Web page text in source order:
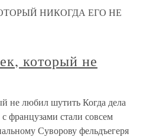
НИКОГДА ЕГО НЕ
который не
не любил шутить Когда дела
французами стали совсем
Суворову фельдъегеря